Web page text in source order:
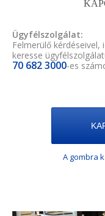
Ügyfélszolgálat:
Felmerülő
keresse
70 682 3000-es
A gombra